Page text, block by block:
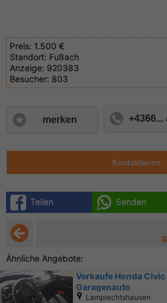
Preis: 1.500 €
Standort: Fußach
Anzeige: 920383
Besucher: 803
merken +4366...
Kontaktieren
Teilen Senden
Ähnliche Angebote:
Verkaufe Honda
Garagenauto
Lamprechtshausen